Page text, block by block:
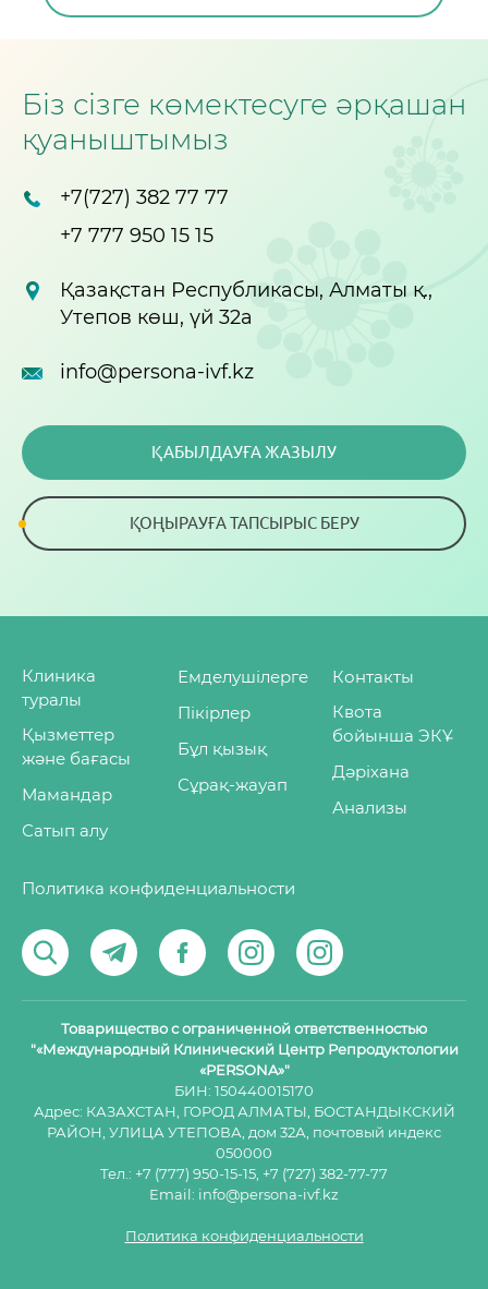
Біз сізге көмектесуге әрқашан
қуаныштымыз
+7(727) 382 77 77
+7 777 950 15 15
Қазақстан Республикасы, Алматы қ.,
Утепов көш, үй 32а
info@persona-ivf.kz
ҚАБЫЛДАУҒА ЖАЗЫЛУ
ҚОҢЫРАУҒА ТАПСЫРЫС БЕРУ
Клиника
туралы
Қызметтер
және бағасы
Мамандар
Сатып алу
Емделушілерге
Пікірлер
Бұл қызық
Сұрақ-жауап
Контакты
Квота
бойынша ЭКҰ
Дәріхана
Анализы
Политика конфиденциальности
Товарищество с ограниченной ответственностью
"«Международный Клинический Центр Репродуктологии
«PERSONA»"
БИН: 150440015170
Адрес: КАЗАХСТАН, ГОРОД АЛМАТЫ, БОСТАНДЫКСКИЙ
РАЙОН, УЛИЦА УТЕПОВА, дом 32А, почтовый индекс
050000
Тел.: +7 (777) 950-15-15, +7 (727) 382-77-77
Email: info@persona-ivf.kz
Политика конфиденциальности